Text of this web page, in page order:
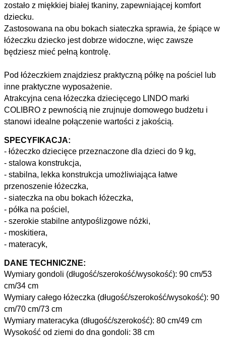
zostało z miękkiej białej tkaniny, zapewniającej komfort
dziecku.
Zastosowana na obu bokach siateczka sprawia, że śpiące w
łóżeczku dziecko jest dobrze widoczne, więc zawsze
będziesz mieć pełną kontrolę.
Pod łóżeczkiem znajdziesz praktyczną półkę na pościel lub
inne praktyczne wyposażenie.
Atrakcyjna cena łóżeczka dziecięcego LINDO marki
COLIBRO z pewnością nie zrujnuje domowego budżetu i
stanowi idealne połączenie wartości z jakością.
SPECYFIKACJA:
- łóżeczko dziecięce przeznaczone dla dzieci do 9 kg,
- stalowa konstrukcja,
- stabilna, lekka konstrukcja umożliwiająca łatwe
przenoszenie łóżeczka,
- siateczka na obu bokach łóżeczka,
- półka na pościel,
- szerokie stabilne antypoślizgowe nóżki,
- moskitiera,
- materacyk,
DANE TECHNICZNE:
Wymiary gondoli (długość/szerokość/wysokość): 90 cm/53
cm/34 cm
Wymiary całego łóżeczka (długość/szerokość/wysokość): 90
cm/70 cm/73 cm
Wymiary materacyka (długość/szerokość): 80 cm/49 cm
Wysokość od ziemi do dna gondoli: 38 cm